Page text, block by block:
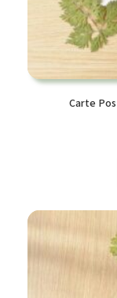
Carte